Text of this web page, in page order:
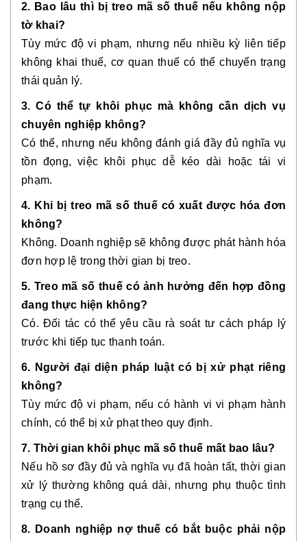
2. Bao lâu thì bị treo mã số thuế nếu không nộp
tờ khai?
Tùy mức độ vi phạm, nhưng nếu nhiều kỳ liên tiếp
không khai thuế, cơ quan thuế có thể chuyển trạng
thái quản lý.
3. Có thể tự khôi phục mà không cần dịch vụ
chuyên nghiệp không?
Có thể, nhưng nếu không đánh giá đầy đủ nghĩa vụ
tồn đọng, việc khôi phục dễ kéo dài hoặc tái vi
phạm.
4. Khi bị treo mã số thuế có xuất được hóa đơn
không?
Không. Doanh nghiệp sẽ không được phát hành hóa
đơn hợp lệ trong thời gian bị treo.
5. Treo mã số thuế có ảnh hưởng đến hợp đồng
đang thực hiện không?
Có. Đối tác có thể yêu cầu rà soát tư cách pháp lý
trước khi tiếp tục thanh toán.
6. Người đại diện pháp luật có bị xử phạt riêng
không?
Tùy mức độ vi phạm, nếu có hành vi vi phạm hành
chính, có thể bị xử phạt theo quy định.
7. Thời gian khôi phục mã số thuế mất bao lâu?
Nếu hồ sơ đầy đủ và nghĩa vụ đã hoàn tất, thời gian
xử lý thường không quá dài, nhưng phụ thuộc tình
trạng cụ thể.
8. Doanh nghiệp nợ thuế có bắt buộc phải nộp